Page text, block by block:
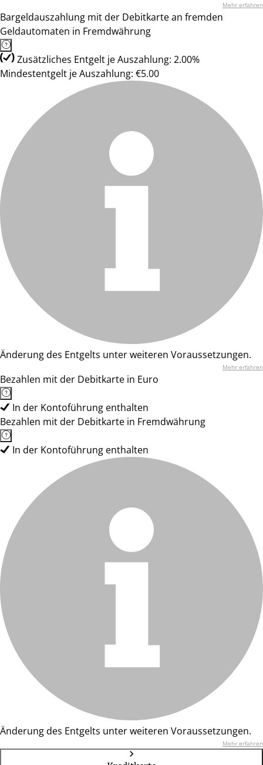
Mehr erfahren
Bargeldauszahlung mit der Debitkarte an fremden
Geldautomaten in Fremdwährung
Zusätzliches Entgelt je Auszahlung: 2.00%
Mindestentgelt je Auszahlung: €5.00
Änderung des Entgelts unter weiteren Voraussetzungen.
Mehr erfahren
Bezahlen mit der Debitkarte in Euro
In der Kontoführung enthalten
Bezahlen mit der Debitkarte in Fremdwährung
In der Kontoführung enthalten
Änderung des Entgelts unter weiteren Voraussetzungen.
Mehr erfahren